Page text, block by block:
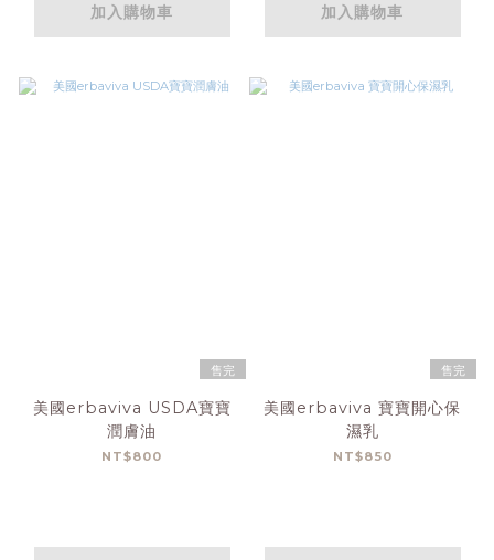
加入購物車 加入購物車
售完
美國erbaviva USDA寶寶
潤膚油
NT$800
售完
美國erbaviva 寶寶開心保
濕乳
NT$850